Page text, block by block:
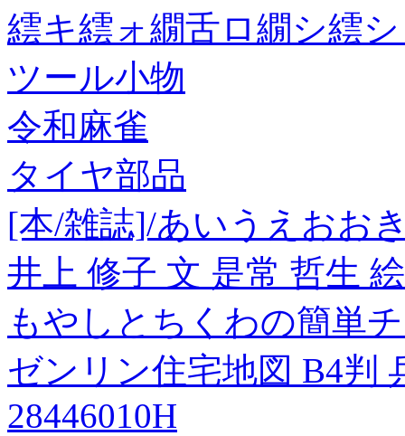
繧キ繧ォ繝舌ロ繝シ繧
ツール小物
令和麻雀
タイヤ部品
[本/雑誌]/あいうえおお
井上 修子 文 是常 哲生
もやしとちくわの簡単
ゼンリン住宅地図 B4判
28446010H